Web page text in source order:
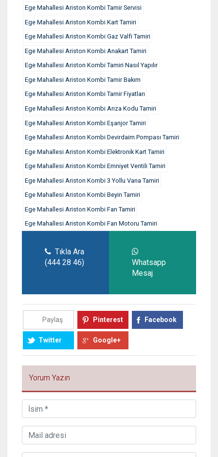
Ege Mahallesi Ariston Kombi Tamir Servisi
Ege Mahallesi Ariston Kombi Kart Tamiri
Ege Mahallesi Ariston Kombi Gaz Valfi Tamiri
Ege Mahallesi Ariston Kombi Anakart Tamiri
Ege Mahallesi Ariston Kombi Tamiri Nasıl Yapılır
Ege Mahallesi Ariston Kombi Tamir Bakım
Ege Mahallesi Ariston Kombi Tamir Fiyatları
Ege Mahallesi Ariston Kombi Arıza Kodu Tamiri
Ege Mahallesi Ariston Kombi Eşanjor Tamiri
Ege Mahallesi Ariston Kombi Devirdaim Pompası Tamiri
Ege Mahallesi Ariston Kombi Elektronik Kart Tamiri
Ege Mahallesi Ariston Kombi Emniyet Ventili Tamiri
Ege Mahallesi Ariston Kombi 3 Yollu Vana Tamiri
Ege Mahallesi Ariston Kombi Beyin Tamiri
Ege Mahallesi Ariston Kombi Fan Tamiri
Ege Mahallesi Ariston Kombi Fan Motoru Tamiri
Tıkla Ara
(444 28 46)
Whatsapp
Mesaj
Paylaş Pinterest Facebook
Twitter Google+
Yorum Yazın